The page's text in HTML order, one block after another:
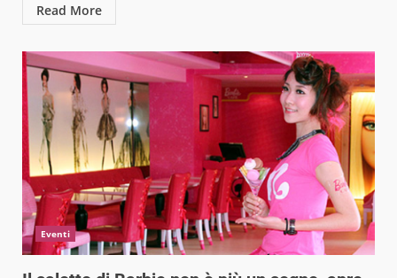
Read More
Eventi